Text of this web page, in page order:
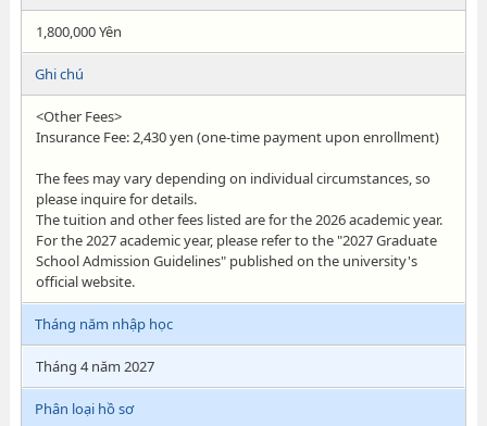
1,800,000 Yên
Ghi chú
<Other Fees>
Insurance Fee: 2,430 yen (one-time payment upon enrollment)
The fees may vary depending on individual circumstances, so
please inquire for details.
The tuition and other fees listed are for the 2026 academic year.
For the 2027 academic year, please refer to the "2027 Graduate
School Admission Guidelines" published on the university's
official website.
Tháng năm nhập học
Tháng 4 năm 2027
Phân loại hồ sơ